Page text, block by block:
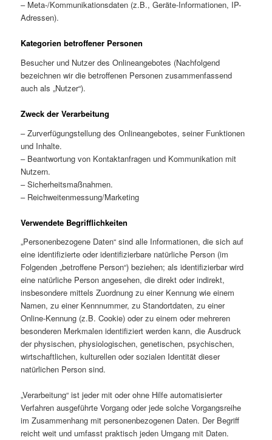
– Meta-/Kommunikationsdaten (z.B., Geräte-Informationen, IP-
Adressen).
Kategorien betroffener Personen
Besucher und Nutzer des Onlineangebotes (Nachfolgend
bezeichnen wir die betroffenen Personen zusammenfassend
auch als „Nutzer“).
Zweck der Verarbeitung
– Zurverfügungstellung des Onlineangebotes, seiner Funktionen
und Inhalte.
– Beantwortung von Kontaktanfragen und Kommunikation mit
Nutzern.
– Sicherheitsmaßnahmen.
– Reichweitenmessung/Marketing
Verwendete Begrifflichkeiten
„Personenbezogene Daten“ sind alle Informationen, die sich auf
eine identifizierte oder identifizierbare natürliche Person (im
Folgenden „betroffene Person“) beziehen; als identifizierbar wird
eine natürliche Person angesehen, die direkt oder indirekt,
insbesondere mittels Zuordnung zu einer Kennung wie einem
Namen, zu einer Kennnummer, zu Standortdaten, zu einer
Online-Kennung (z.B. Cookie) oder zu einem oder mehreren
besonderen Merkmalen identifiziert werden kann, die Ausdruck
der physischen, physiologischen, genetischen, psychischen,
wirtschaftlichen, kulturellen oder sozialen Identität dieser
natürlichen Person sind.
„Verarbeitung“ ist jeder mit oder ohne Hilfe automatisierter
Verfahren ausgeführte Vorgang oder jede solche Vorgangsreihe
im Zusammenhang mit personenbezogenen Daten. Der Begriff
reicht weit und umfasst praktisch jeden Umgang mit Daten.